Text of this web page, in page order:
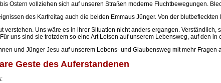
Ostern vollziehen sich auf unseren Straßen moderne Fluchtbewegungen.
des Karfreitag auch die beiden Emmaus Jünger. Von der
verstehen. Uns wäre es in ihrer Situation nicht anders ergangen.
uns sind sie trotzdem so eine Art Lotsen auf unserem Lebensweg, auf den
und Jünger Jesu auf unserem Lebens- und Glaubensweg mit mehr
Geste des Auferstandenen